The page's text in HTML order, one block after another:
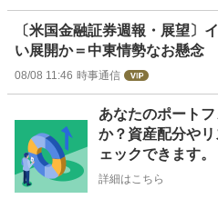
〔米国金融証券週報・展望〕
い展開か＝中東情勢なお懸念
08/08 11:46 時事通信
あなたのポート
か？資産配分や
ェックできます。
詳細はこちら